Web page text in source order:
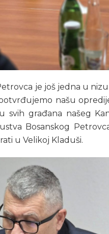
je još jedna u
našu
svih građana našeg
Bosanskog
u Velikoj Kladuši.